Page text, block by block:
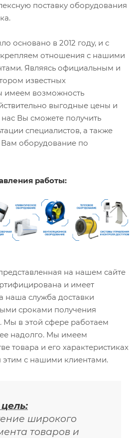
поставку оборудования
основано в 2012 году, и с
отношения с нашими
Являясь официальным и
известных
имеем возможность
выгодные цены и
нас Вы сможете получить
специалистов, а также
оборудование по
работы:
на нашем сайте
и имеет
наша служба доставки
сроками получения
Мы в этой сфере работаем
надолго. Мы имеем
товара и его характеристиках
этим с нашими клиентами.
широкого
товаров и